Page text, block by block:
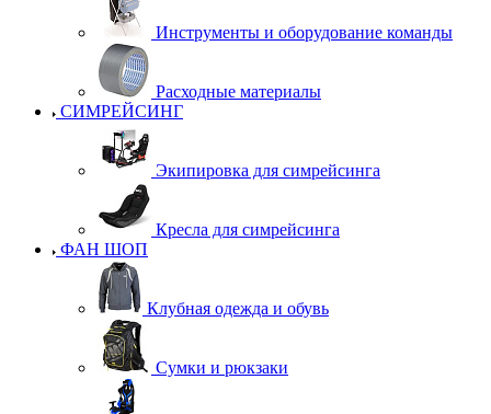
Инструменты и оборудование команды
Расходные материалы
СИМРЕЙСИНГ
Экипировка для симрейсинга
Кресла для симрейсинга
ФАН ШОП
Клубная одежда и обувь
Сумки и рюкзаки